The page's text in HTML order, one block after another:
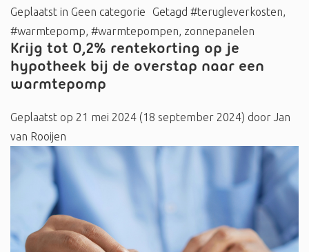
Geplaatst in Geen categorie Getagd #terugleverkosten,
#warmtepomp, #warmtepompen, zonnepanelen
Krijg tot 0,2% rentekorting op je
hypotheek bij de overstap naar een
warmtepomp
Geplaatst op 21 mei 2024 (18 september 2024) door Jan
van Rooijen